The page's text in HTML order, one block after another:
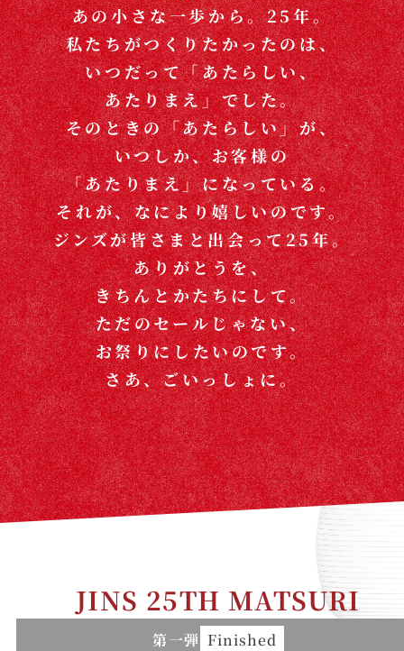
あの小さな一歩から。25年。
私たちがつくりたかったのは、
いつだって「あたらしい、
あたりまえ」でした。
そのときの「あたらしい」が、
いつしか、お客様の
「あたりまえ」になっている。
それが、なにより嬉しいのです。
ジンズが皆さまと出会って25年。
ありがとうを、
きちんとかたちにして。
ただのセールじゃない、
お祭りにしたいのです。
さあ、ごいっしょに。
JINS 25TH MATSURI
第一弾 Finished